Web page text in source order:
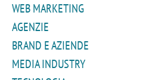
WEB MARKETING
AGENZIE
BRAND E AZIENDE
MEDIA INDUSTRY